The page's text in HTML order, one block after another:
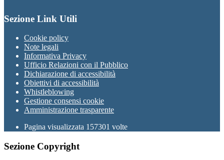
Sezione Link Utili
Cookie policy
Note legali
Informativa Privacy
Ufficio Relazioni con il Pubblico
Dichiarazione di accessibilità
Obiettivi di accessibilità
Whistleblowing
Gestione consensi cookie
Amministrazione trasparente
Pagina visualizzata 157301 volte
Sezione Copyright